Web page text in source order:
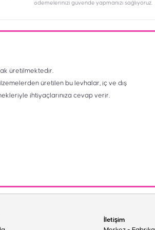
ödemelerinizi güvende yapmanızı sağlıyoruz.
üretilmektedir.
üretilen bu levhalar, iç ve dış
ihtiyaçlarınıza cevap verir.
İletişim